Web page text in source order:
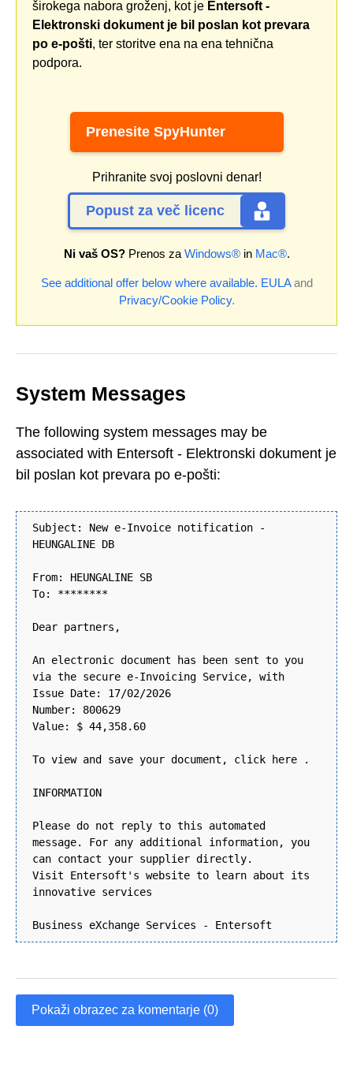
širokega nabora groženj, kot je Entersoft -
Elektronski dokument je bil poslan kot prevara
po e-pošti, ter storitve ena na ena tehnična
podpora.
Prenesite SpyHunter
Prihranite svoj poslovni denar!
Popust za več licenc
Ni vaš OS?Prenos za Windows®in Mac®.
See additional offer below where available. EULAand
Privacy/Cookie Policy.
System Messages
The following system messages may be
associated with Entersoft - Elektronski dokument je
bil poslan kot prevara po e-pošti:
Subject: New e-Invoice notification -
HEUNGALINE DB
From: HEUNGALINE SB
To: ********
Dear partners,
An electronic document has been sent to you
via the secure e-Invoicing Service, with
Issue Date: 17/02/2026
Number: 800629
Value: $ 44,358.60
To view and save your document, click here .
INFORMATION
Please do not reply to this automated
message. For any additional information, you
can contact your supplier directly.
Visit Entersoft's website to learn about its
innovative services
Business eXchange Services - Entersoft
Pokaži obrazec za komentarje (0)